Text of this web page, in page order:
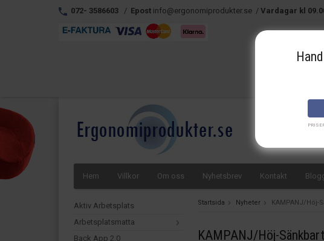
072- 3586603 / Epost info@ergonomiprodukter.se / Vardagar kl
Hem Villkor Om oss Nyhetsbrev Kontakt
Aktiv Arbetsplats
Arbetsplatsmatta
Back App 2.0
Startsida Nyheter KAMPANJ/Höj-
KAMPANJ/Höj-